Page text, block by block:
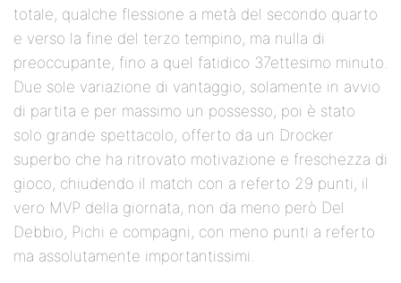
totale, qualche flessione a metà del secondo quarto
e verso la fine del terzo tempino, ma nulla di
preoccupante, fino a quel fatidico 37ettesimo minuto.
Due sole variazione di vantaggio, solamente in avvio
di partita e per massimo un possesso, poi è stato
solo grande spettacolo, offerto da un Drocker
superbo che ha ritrovato motivazione e freschezza di
gioco, chiudendo il match con a referto 29 punti, il
vero MVP della giornata, non da meno però Del
Debbio, Pichi e compagni, con meno punti a referto
ma assolutamente importantissimi.